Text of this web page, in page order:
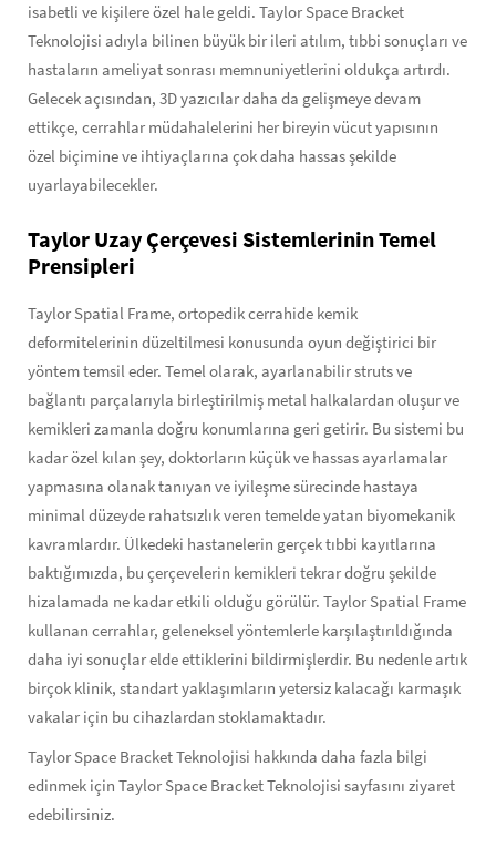
isabetli ve kişilere özel hale geldi. Taylor Space Bracket
Teknolojisi adıyla bilinen büyük bir ileri atılım, tıbbi sonuçları ve
hastaların ameliyat sonrası memnuniyetlerini oldukça artırdı.
Gelecek açısından, 3D yazıcılar daha da gelişmeye devam
ettikçe, cerrahlar müdahalelerini her bireyin vücut yapısının
özel biçimine ve ihtiyaçlarına çok daha hassas şekilde
uyarlayabilecekler.
Taylor Uzay Çerçevesi Sistemlerinin Temel
Prensipleri
Taylor Spatial Frame, ortopedik cerrahide kemik
deformitelerinin düzeltilmesi konusunda oyun değiştirici bir
yöntem temsil eder. Temel olarak, ayarlanabilir struts ve
bağlantı parçalarıyla birleştirilmiş metal halkalardan oluşur ve
kemikleri zamanla doğru konumlarına geri getirir. Bu sistemi bu
kadar özel kılan şey, doktorların küçük ve hassas ayarlamalar
yapmasına olanak tanıyan ve iyileşme sürecinde hastaya
minimal düzeyde rahatsızlık veren temelde yatan biyomekanik
kavramlardır. Ülkedeki hastanelerin gerçek tıbbi kayıtlarına
baktığımızda, bu çerçevelerin kemikleri tekrar doğru şekilde
hizalamada ne kadar etkili olduğu görülür. Taylor Spatial Frame
kullanan cerrahlar, geleneksel yöntemlerle karşılaştırıldığında
daha iyi sonuçlar elde ettiklerini bildirmişlerdir. Bu nedenle artık
birçok klinik, standart yaklaşımların yetersiz kalacağı karmaşık
vakalar için bu cihazlardan stoklamaktadır.
Taylor Space Bracket Teknolojisi hakkında daha fazla bilgi
edinmek için Taylor Space Bracket Teknolojisi sayfasını ziyaret
edebilirsiniz.